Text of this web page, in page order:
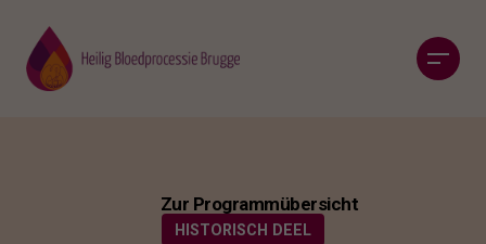
Zur Programmübersicht
HISTORISCH DEEL